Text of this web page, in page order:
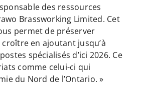
des ressources
Brassworking Limited. Cet
permet de préserver
en ajoutant jusqu’à
spécialisés d’ici 2026. Ce
comme celui-ci qui
du Nord de l’Ontario. »